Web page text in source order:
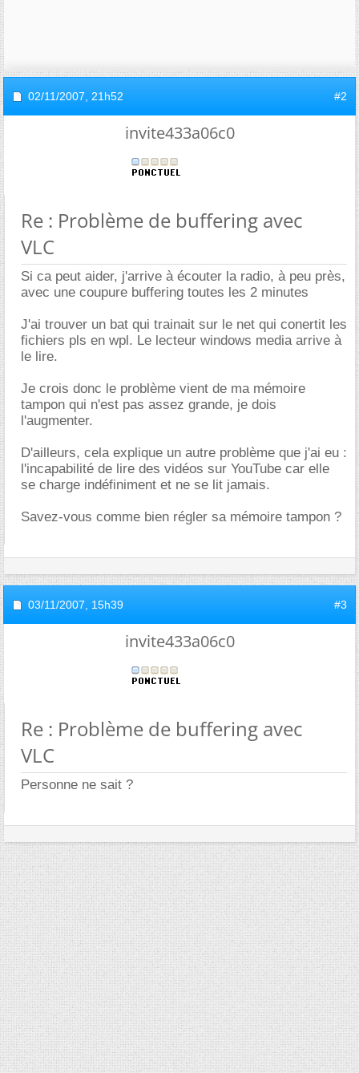
02/11/2007, 21h52 #2
invite433a06c0
Re : Problème de buffering avec
VLC
Si ca peut aider, j'arrive à écouter la radio, à peu près,
avec une coupure buffering toutes les 2 minutes
J'ai trouver un bat qui trainait sur le net qui conertit les
fichiers pls en wpl. Le lecteur windows media arrive à
le lire.
Je crois donc le problème vient de ma mémoire
tampon qui n'est pas assez grande, je dois
l'augmenter.
D'ailleurs, cela explique un autre problème que j'ai eu :
l'incapabilité de lire des vidéos sur YouTube car elle
se charge indéfiniment et ne se lit jamais.
Savez-vous comme bien régler sa mémoire tampon ?
03/11/2007, 15h39 #3
invite433a06c0
Re : Problème de buffering avec
VLC
Personne ne sait ?